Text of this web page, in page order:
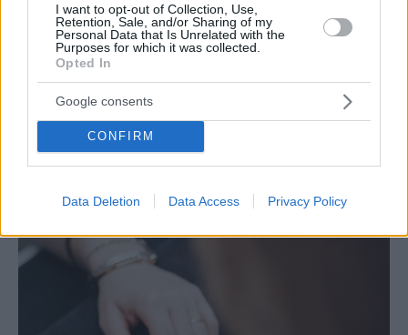
I want to opt-out of Collection, Use,
Retention, Sale, and/or Sharing of my
Personal Data that Is Unrelated with the
Purposes for which it was collected.
Opted In
Google consents
CONFIRM
Data Deletion Data Access Privacy Policy
αποτελέσματα.